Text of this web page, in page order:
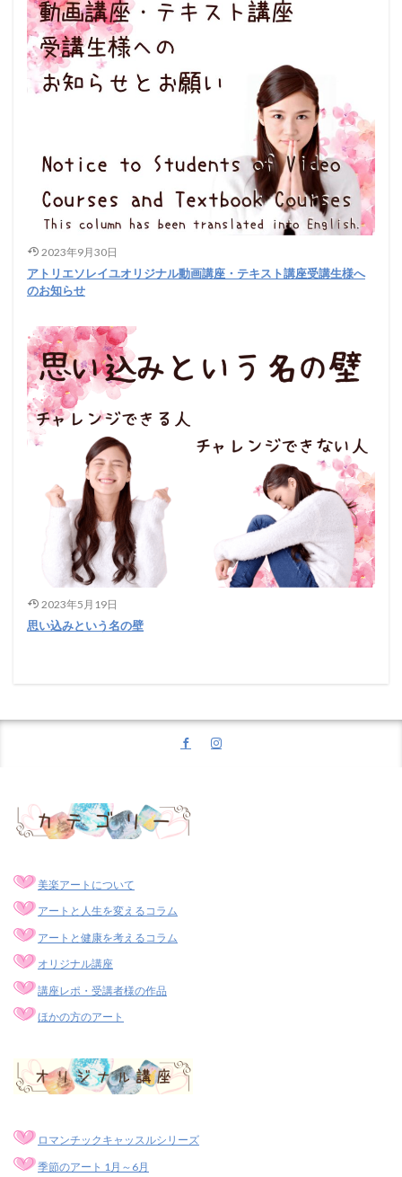
2023年9月30日
アトリエソレイユオリジナル動画講座・テキスト講座受講生様へ
のお知らせ
2023年5月19日
思い込みという名の壁
美楽アートについて
アートと人生を変えるコラム
アートと健康を考えるコラム
オリジナル講座
講座レポ・受講者様の作品
ほかの方のアート
ロマンチックキャッスルシリーズ
季節のアート 1月～6月